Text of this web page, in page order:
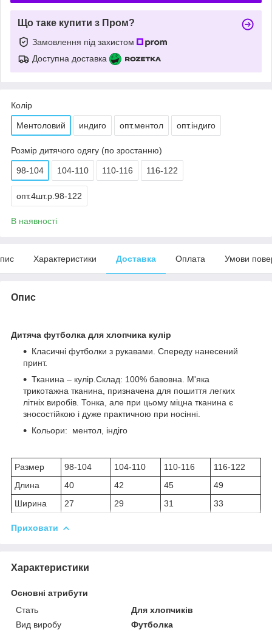
Що таке купити з Пром?
Замовлення під захистом
Доступна доставка
Колір
Ментоловий индиго опт.ментол опт.індиго
Розмір дитячого одягу (по зростанню)
98-104 104-110 110-116 116-122
опт.4шт.р.98-122
В наявності
Характеристики Доставка Оплата Умови
Опис
Дитяча футболка для хлопчика кулір
Класичні футболки з рукавами. Спереду нанесений
принт.
Тканина – кулір.Склад: 100% бавовна. М'яка
трикотажна тканина, призначена для пошиття легких
літніх виробів. Тонка, але при цьому міцна тканина є
зносостійкою і дуже практичною при носінні.
Кольори: ментол, індіго
Размер 98-104 104-110 110-116
116-122
Длина
40 42 45
49
Ширина
27 29 31 33
Приховати
Характеристики
Основні атрибути
Стать
Для хлопчиків
Вид виробу
Футболка